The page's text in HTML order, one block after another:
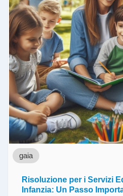
gaia
Risoluzione per i Servizi
Infanzia: Un Passo